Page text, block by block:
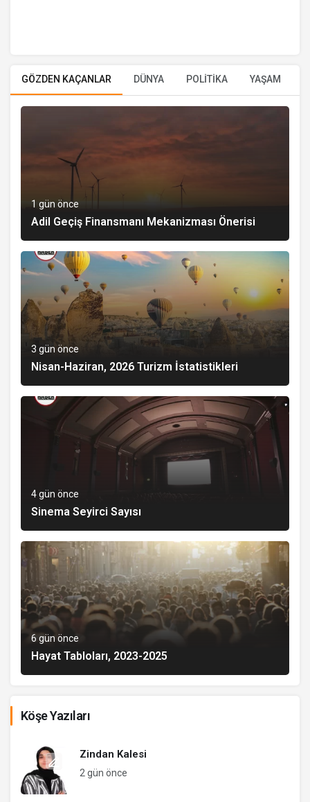
GÖZDEN KAÇANLAR DÜNYA POLİTİKA YAŞAM
1 gün önce
Adil Geçiş Finansmanı Mekanizması Önerisi
3 gün önce
Nisan-Haziran, 2026 Turizm İstatistikleri
4 gün önce
Sinema Seyirci Sayısı
6 gün önce
Hayat Tabloları, 2023-2025
Köşe Yazıları
Zindan Kalesi
2 gün önce